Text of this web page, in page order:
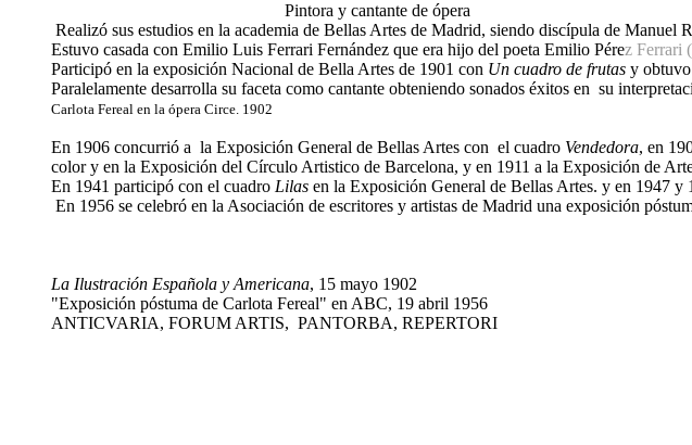
Pintora y cantante de ópera
Realizó sus estudios en la academia de Bellas Artes de Madrid, siendo discípula de Manuel
Estuvo casada con Emilio Luis Ferrari Fernández que era hijo del poeta Emilio Pérez Ferrari
Participó en la exposición Nacional de Bella Artes de 1901 con Un cuadro de frutas y
Paralelamente desarrolla su faceta como cantante obteniendo sonados éxitos en su
Carlota Fereal en la ópera Circe. 1902
En 1906 concurrió a la Exposición General de Bellas Artes con el cuadro Vendedora, en
color y en la Exposición del Círculo Artistico de Barcelona, y en 1911 a la Exposición de
En 1941 participó con el cuadro Lilas en la Exposición General de Bellas Artes. y en 1947 y
En 1956 se celebró en la Asociación de escritores y artistas de Madrid una exposición
La Ilustración Española y Americana, 15 mayo 1902
"Exposición póstuma de Carlota Fereal" en ABC, 19 abril 1956
ANTICVARIA, FORUM ARTIS, PANTORBA, REPERTORI